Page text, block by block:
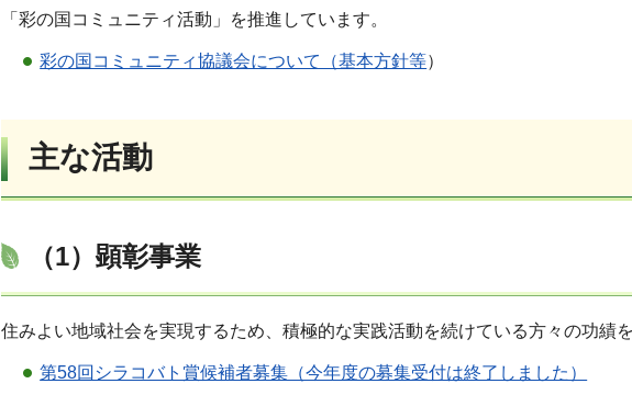
「彩の国コミュニティ活動」を推進しています。
彩の国コミュニティ協議会について（基本方針等）
主な活動
（1）顕彰事業
住みよい地域社会を実現するため、積極的な実践活動を続けている方々の功績
第58回シラコバト賞候補者募集（今年度の募集受付は終了しました）